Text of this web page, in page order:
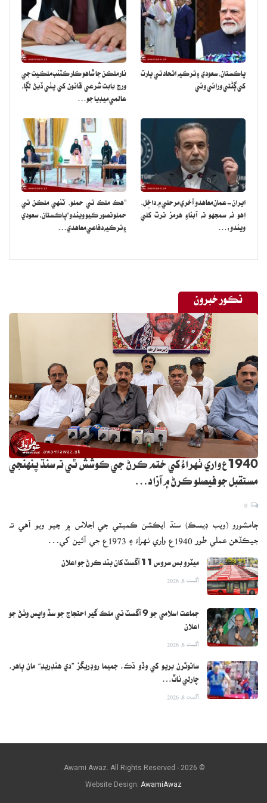
پاڪستان، سعودي ۽ ترڪيه اتحاد تي ڀارت
کي ڳڻتي ورائي وئي
نار ملڪن جا شاهوڪار ڪٽنب ملڪيت جي
ورڇ بابت شرعي قانون کي پٺي ڏيڻ لڳا،
عالمي ميڊيا جو…
ايران- عمان معاهدو آخري مرحلي ۾ داخل،
اِهو نه سمجهو ته آبناءِ هرمز ترت کُلي
ويندو:…
”هڪ ملڪ تي حملو، ٽنهي ملڪن تي
حملو تصور ڪيو ويندو“پاڪستان، سعودي
۽ ترڪيه دفاعي معاهدي…
نڪور خبرون
1940ع واري ٺهراءُ کي ختم ڪرڻ جي ڪوشش ٿي ته سنڌ پنهنجي
مستقبل جو فيصلو ڪرڻ ۾ آزاد…
ڄامشورو (ويب ڊيسڪ) سنڌ ايڪشن ڪميٽي جي اجلاس ۾ چيو ويو آهي ته
جيڪڏهن عملي طور 1940ع واري ٺهراءُ ۽ 1973ع جي آئين کي…
ميٽرو بس سروس 11 آگسٽ کان بند ڪرڻ جو اعلان
اگست 8, 2026
جماعت اسلامي جو 9 آگسٽ تي ملڪ گير احتجاج جو سڏ واپس وٺڻ جو
اعلان
اگست 8, 2026
سائوٿرن بريو کي وڏو ڌڪ، جميما روڊريگز ”دي هنڊريڊ“ مان ٻاهر،
چارلي ناٽ…
اگست 8, 2026
© 2026 - Awami Awaz. All Rights Reserved.
Website Design: AwamiAwaz